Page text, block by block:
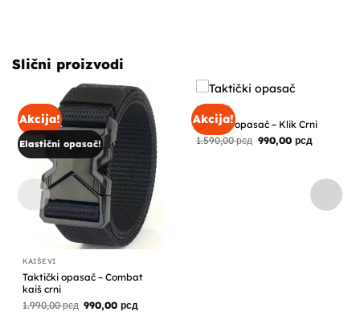
Slični proizvodi
Akcija!
Elastični opasač!
KAIŠEVI
Taktički opasač – Combat
kaiš crni
1.990,00рсд Originalna
cena
990,00рсд
cena
Akcija!
KAIŠEVI
Taktički opasač – Klik Crni
1.590,00рсд Originalna
cena
990,00 рсдTrenutna
cena